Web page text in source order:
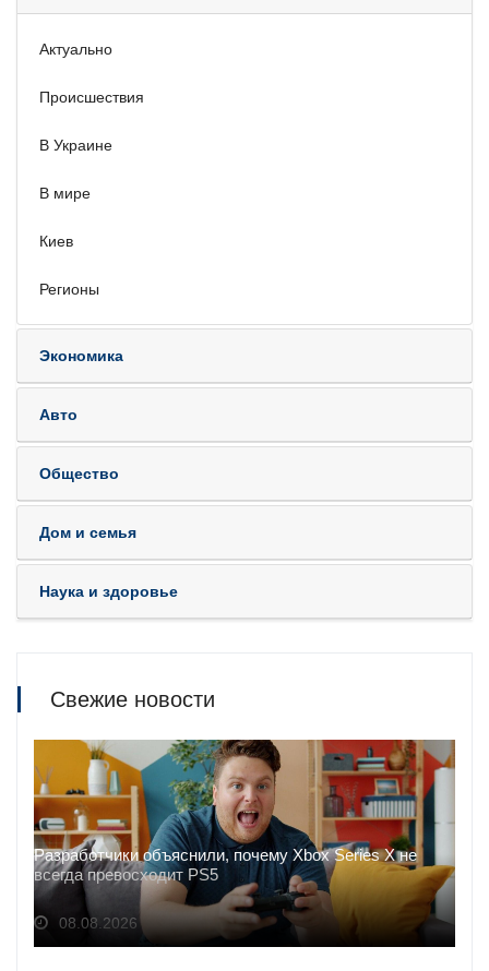
Актуально
Происшествия
В Украине
В мире
Киев
Регионы
Экономика
Авто
Общество
Дом и семья
Наука и здоровье
Свежие новости
Разработчики объяснили, почему Xbox Series X не
всегда превосходит PS5
08.08.2026